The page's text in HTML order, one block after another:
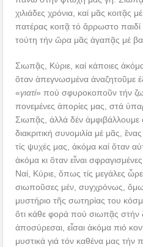
χιλιάδες χρόνια, καί μᾶς κοιτᾷς
πατέρας κοιτᾷ τό ἄρρωστο
τούτη τήν ὥρα μᾶς ἀγαπᾷς μέ
Σιωπᾷς, Κύριε, καί κάποιες
ὅταν ἀπεγνωσμένα ἀναζητοῦμε
«γιατί» πού σφυροκοποῦν τήν
πονεμένες ἀπορίες μας, στά
Σιωπᾷς, ἀλλά δέν ἀμφιβάλλουμε
διακριτική συνομιλία μέ μᾶς,
τίς ψυχές μας, ἀκόμα καί ὅταν
ἀκόμα κι ὅταν εἶναι
Ναί, Κύριε, ὅπως τίς μεγάλες
σιωποῦσες μέν, συγχρόνως,
μυστήριο τῆς σωτηρίας του
ὅτι κάθε φορά πού σιωπᾷς στήν
ἀποσύρεσαι, εἶσαι ἀκόμα πιό
μυστικά γιά τόν καθένα μας τήν